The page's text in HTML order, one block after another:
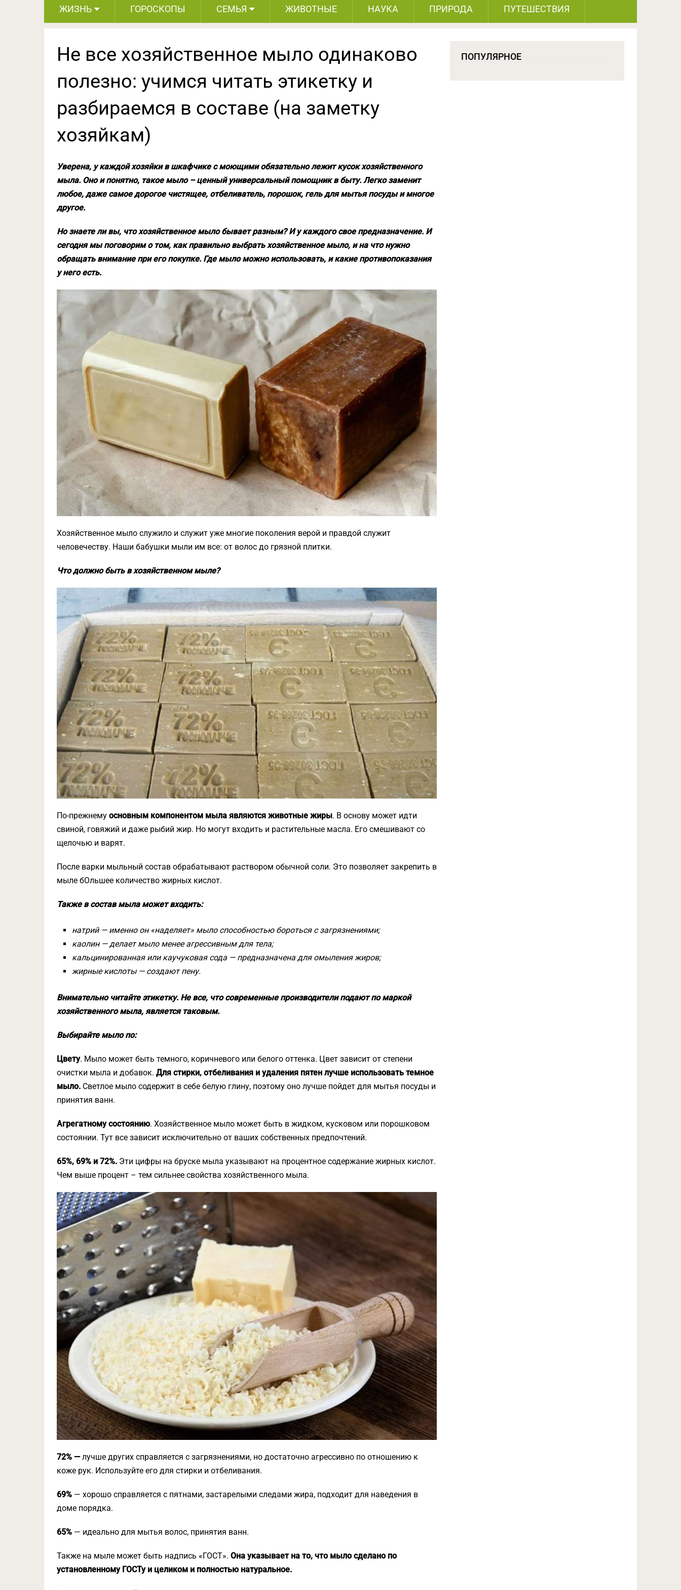
ЖИЗНЬ ГОРОСКОПЫ СЕМЬЯ ЖИВОТНЫЕ НАУКА ПРИРОДА ПУТЕШЕСТВИЯ
Не все хозяйственное мыло одинаково
полезно: учимся читать этикетку и
разбираемся в составе (на заметку
хозяйкам)
Уверена, у каждой хозяйки в шкафчике с моющими обязательно лежит кусок хозяйственного
мыла. Оно и понятно, такое мыло – ценный универсальный помощник в быту. Легко заменит
любое, даже самое дорогое чистящее, отбеливатель, порошок, гель для мытья посуды и многое
другое.
Но знаете ли вы, что хозяйственное мыло бывает разным? И у каждого свое предназначение. И
сегодня мы поговорим о том, как правильно выбрать хозяйственное мыло, и на что нужно
обращать внимание при его покупке. Где мыло можно использовать, и какие противопоказания
у него есть.
Хозяйственное мыло служило и служит уже многие поколения верой и правдой служит
человечеству. Наши бабушки мыли им все: от волос до грязной плитки.
Что должно быть в хозяйственном мыле?
По-прежнему основным компонентом мыла являются животные жиры. В основу может идти
свиной, говяжий и даже рыбий жир. Но могут входить и растительные масла. Его смешивают со
щелочью и варят.
После варки мыльный состав обрабатывают раствором обычной соли. Это позволяет закрепить в
мыле бОльшее количество жирных кислот.
Также в состав мыла может входить:
натрий — именно он «наделяет» мыло способностью бороться с загрязнениями;
каолин — делает мыло менее агрессивным для тела;
кальцинированная или каучуковая сода — предназначена для омыления жиров;
жирные кислоты — создают пену.
Внимательно читайте этикетку. Не все, что современные производители подают по маркой
хозяйственного мыла, является таковым.
Выбирайте мыло по:
Цвету. Мыло может быть темного, коричневого или белого оттенка. Цвет зависит от степени
очистки мыла и добавок. Для стирки, отбеливания и удаления пятен лучше использовать темное
мыло. Светлое мыло содержит в себе белую глину, поэтому оно лучше пойдет для мытья посуды и
принятия ванн.
Агрегатному состоянию. Хозяйственное мыло может быть в жидком, кусковом или порошковом
состоянии. Тут все зависит исключительно от ваших собственных предпочтений.
65%, 69% и 72%. Эти цифры на бруске мыла указывают на процентное содержание жирных кислот.
Чем выше процент – тем сильнее свойства хозяйственного мыла.
72% —лучше других справляется с загрязнениями, но достаточно агрессивно по отношению к
коже рук. Используйте его для стирки и отбеливания.
69% — хорошо справляется с пятнами, застарелыми следами жира, подходит для наведения в
доме порядка.
65% — идеально для мытья волос, принятия ванн.
Также на мыле может быть надпись «ГОСТ». Она указывает на то, что мыло сделано по
установленному ГОСТу и целиком и полностью натуральное.
ПОПУЛЯРНОЕ